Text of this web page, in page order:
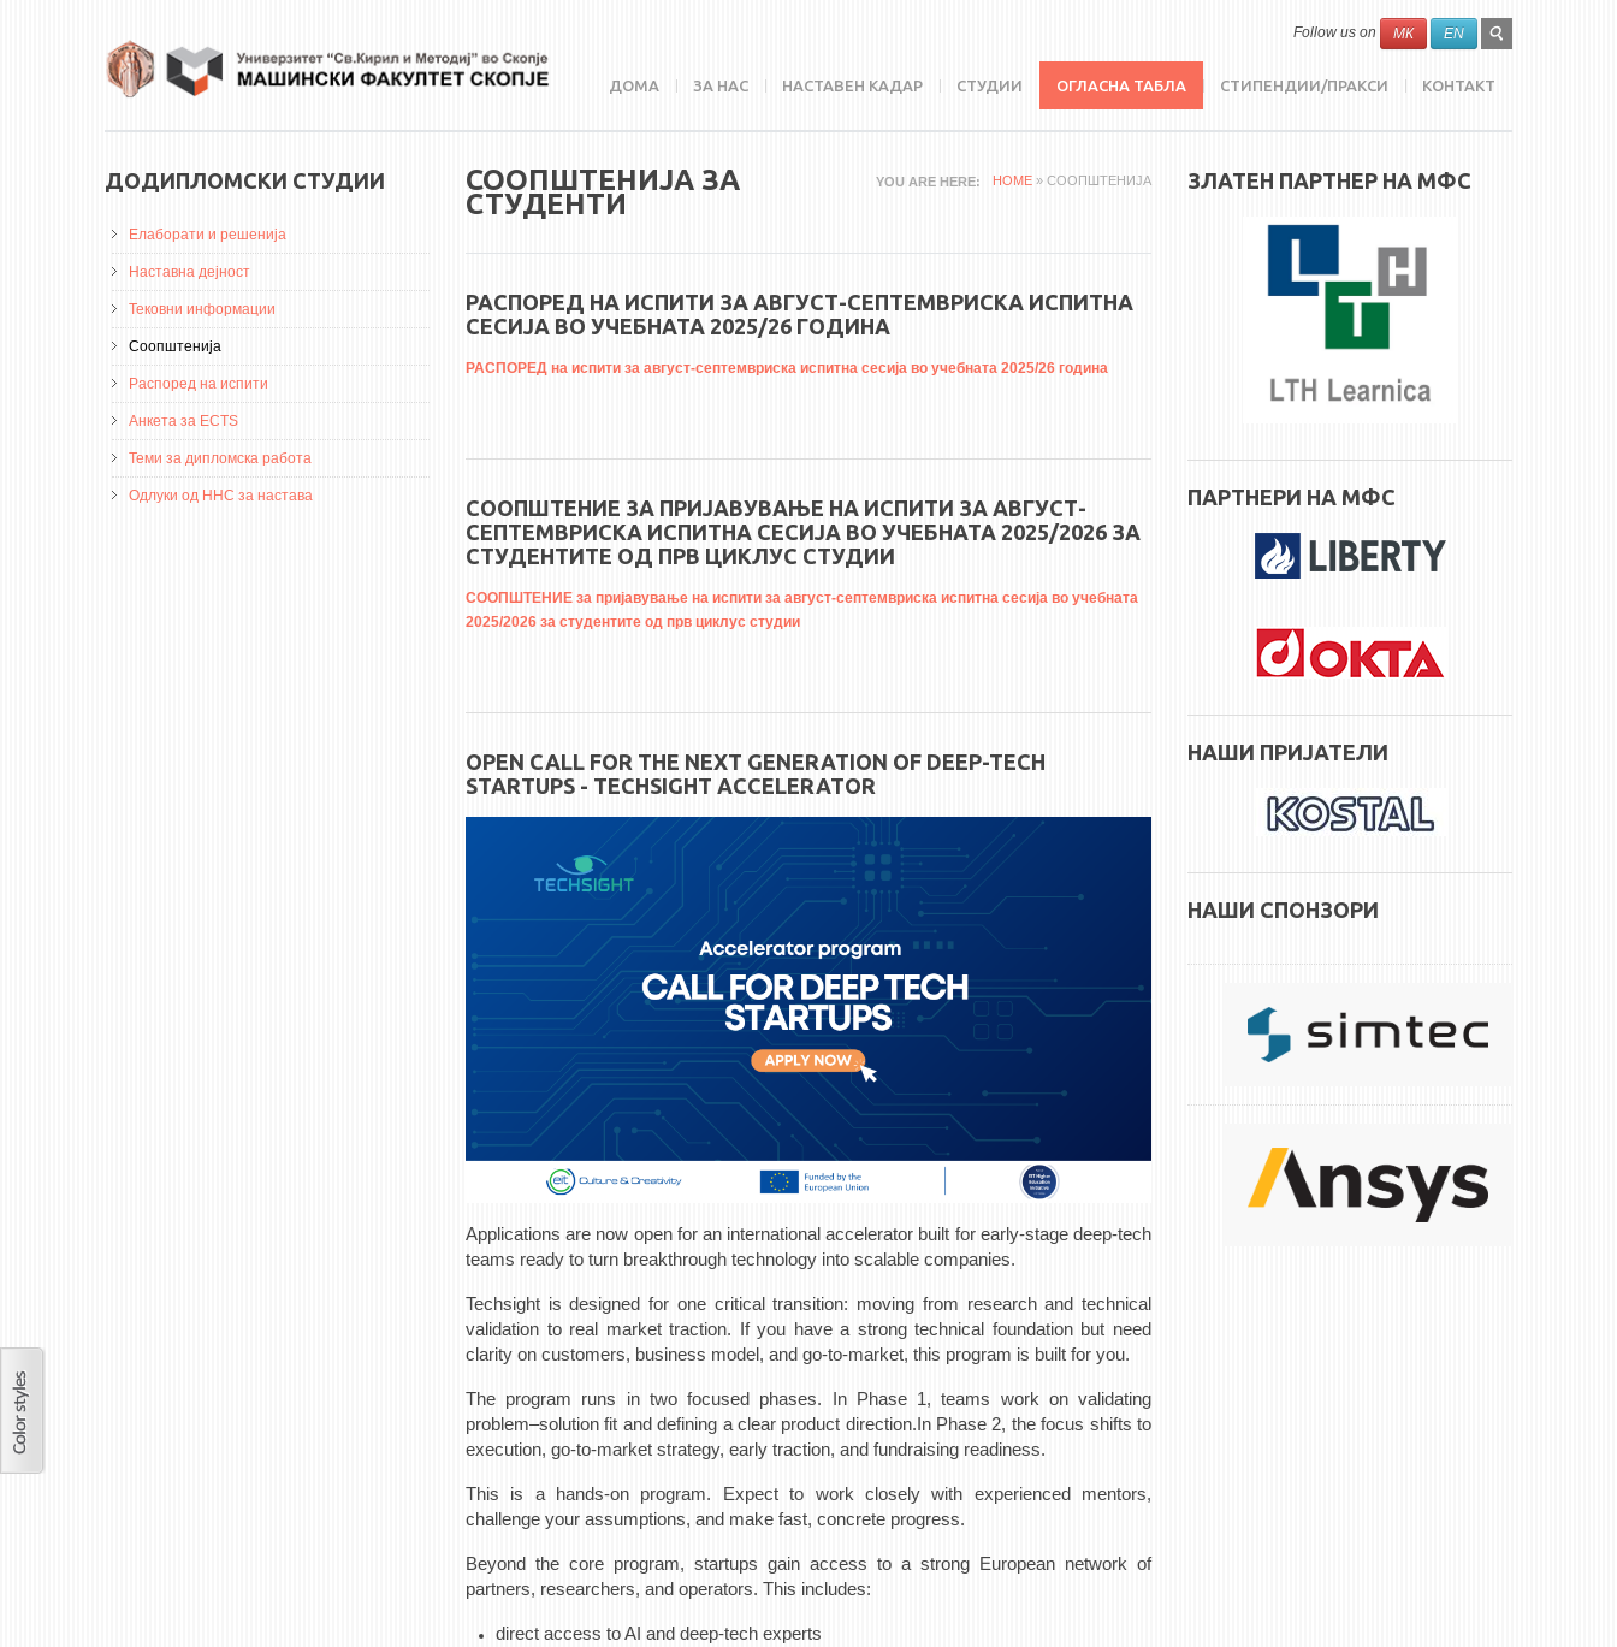
SEARCH
FORM
Search
Follow us on МК EN
ДОМА ЗА НАС НАСТАВЕН КАДАР СТУДИИ ОГЛАСНА ТАБЛА СТИПЕНДИИ/ПРАКСИ КОНТАКТ
ДОДИПЛОМСКИ СТУДИИ
Елаборати и решенија
Наставна дејност
Тековни информации
Соопштенија
Распоред на испити
Анкета за ECTS
Теми за дипломска работа
Одлуки од ННС за настава
YOU ARE HERE HOME » СООПШТЕНИЈА
СООПШТЕНИЈА ЗА
СТУДЕНТИ
РАСПОРЕД НА ИСПИТИ ЗА АВГУСТ-СЕПТЕМВРИСКА ИСПИТНА
СЕСИЈА ВО УЧЕБНАТА 2025/26 ГОДИНА
РАСПОРЕД на испити за август-септемвриска испитна сесија во учебната 2025/26 година
СООПШТЕНИЕ ЗА ПРИЈАВУВАЊЕ НА ИСПИТИ ЗА АВГУСТ-
СЕПТЕМВРИСКА ИСПИТНА СЕСИЈА ВО УЧЕБНАТА 2025/2026 ЗА
СТУДЕНТИТЕ ОД ПРВ ЦИКЛУС СТУДИИ
СООПШТЕНИЕ за пријавување на испити за август-септемвриска испитна сесија во учебната
2025/2026 за студентите од прв циклус студии
OPEN CALL FOR THE NEXT GENERATION OF DEEP-TECH
STARTUPS - TECHSIGHT ACCELERATOR
Applications are now open for an international accelerator built for early-stage deep-tech
teams ready to turn breakthrough technology into scalable companies.
Techsight is designed for one critical transition: moving from research and technical
validation to real market traction. If you have a strong technical foundation but need
clarity on customers, business model, and go-to-market, this program is built for you.
The program runs in two focused phases. In Phase 1, teams work on validating
problem–solution fit and defining a clear product direction.In Phase 2, the focus shifts to
execution, go-to-market strategy, early traction, and fundraising readiness.
This is a hands-on program. Expect to work closely with experienced mentors,
challenge your assumptions, and make fast, concrete progress.
Beyond the core program, startups gain access to a strong European network of
partners, researchers, and operators. This includes:
direct access to AI and deep-tech experts
ЗЛАТЕН ПАРТНЕР НА МФС
ПАРТНЕРИ НА МФС
НАШИ ПРИЈАТЕЛИ
НАШИ СПОНЗОРИ